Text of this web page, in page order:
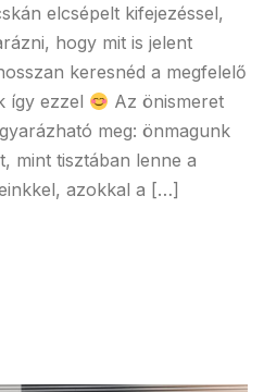
elcsépelt kifejezéssel,
hogy mit is jelent
keresnéd a megfelelő
így ezzel
Az önismeret
meg: önmagunk
mint tisztában lenne a
azokkal a […]